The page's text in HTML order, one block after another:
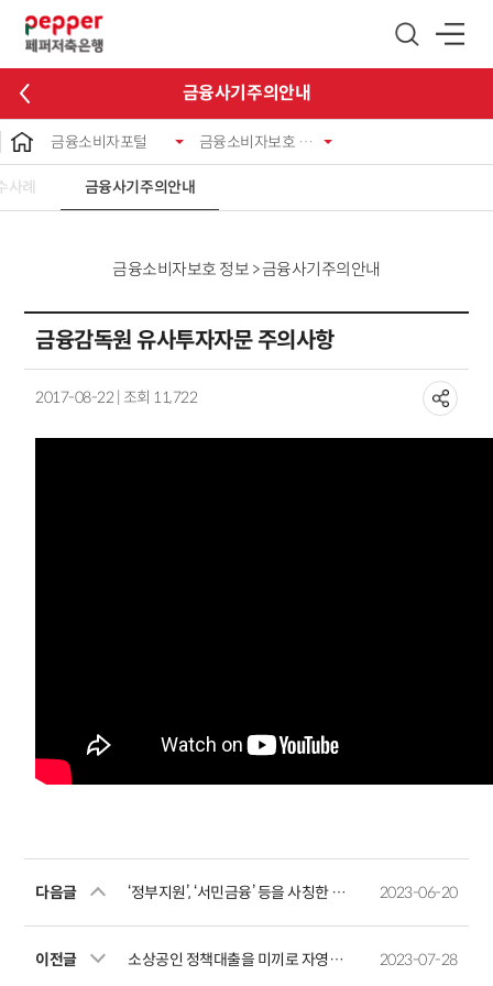
금융사기주의안내
금융소비자포털 금융소비자보호 정보
사례 금융사기주의안내
금융소비자보호 정보 > 금융사기주의안내
금융감독원 유사투자자문 주의사항
2017-08-22 | 조회 11,722
다음글 ‘정부지원’, ‘서민금융’ 등을 사칭한 불법광고 소비자 경보 발령 2023-06-20
이전글 소상공인 정책대출을 미끼로 자영업자를 보이스피싱 전달책으로 유인하는 사례에 유의하세요 2023-07-28